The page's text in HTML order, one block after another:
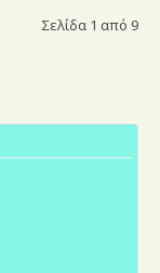
Σελίδα 1 από 9